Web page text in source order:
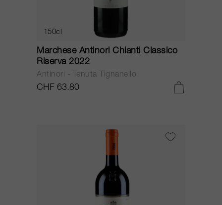
150cl
Marchese Antinori Chianti Classico
Riserva 2022
Antinori - Tenuta Tignanello
CHF 63.80